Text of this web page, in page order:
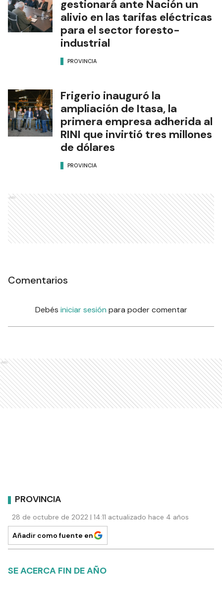
gestionará ante Nación un
alivio en las tarifas eléctricas
para el sector foresto-
industrial
PROVINCIA
Frigerio inauguró la
ampliación de Itasa, la
primera empresa adherida al
RINI que invirtió tres millones
de dólares
PROVINCIA
Ads
Comentarios
Debés iniciar sesión para poder comentar
Ads
PROVINCIA
28 de octubre de 2022 | 14:11 actualizado hace 4 años
Añadir como fuente en
SE ACERCA FIN DE AÑO